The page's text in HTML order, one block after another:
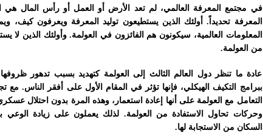
في مجتمع المعرفة العالمي، لم تعد الأرض أو العمل أو رأس المال هي
المعرفة تحديداً. أولئك الذين يستطيعون توليد المعرفة ويعرفون كيف،
المعلومات العالمية، سيكونون هم الفائزون في العولمة. وأولئك الذين
من العولمة.
عادة ما تنظر دول العالم الثالث إلى العولمة كتهديد بسبب تدهور
ببرامج التكيف الهيكلي، فإنها تؤثر في المقام الأول على أفقر الناس. مع
التعامل مع العولمة على أنها إعادة استعمار، وهذه المرة بدون احتلال
وحركات تحاول الاستفادة من العولمة. لذلك يعملون على زيادة الوعي
السكان من الاستجابة لها.